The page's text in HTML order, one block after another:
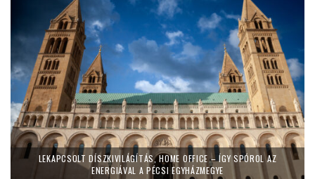
LEKAPCSOLT DÍSZKIVILÁGÍTÁS, HOME OFFICE – ÍGY SPÓROL AZ
ENERGIÁVAL A PÉCSI EGYHÁZMEGYE